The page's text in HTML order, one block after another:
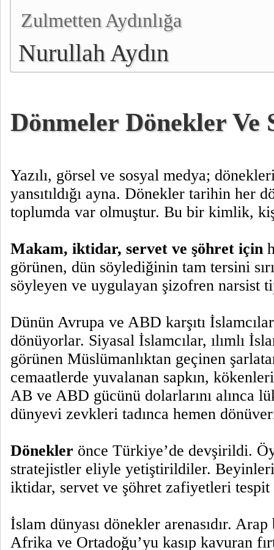
Zulmetten Aydınlığa
Nurullah Aydın
Dönmeler Dönekler Ve
Yazılı, görsel ve sosyal medya;
yansıtıldığı ayna. Dönekler tarihin her
toplumda var olmuştur. Bu bir kimlik,
Makam, iktidar, servet ve şöhret için
görünen, dün söylediğinin tam tersini
söyleyen ve uygulayan şizofren narsist
Dünün Avrupa ve ABD karşıtı
dönüyorlar. Siyasal İslamcılar, ılımlı
görünen Müslümanlıktan geçinen
cemaatlerde yuvalanan sapkın,
AB ve ABD gücünü dolarlarını alınca
dünyevi zevkleri tadınca hemen
Dönekler önce Türkiye’de devşirildi.
stratejistler eliyle yetiştirildiler. Beyinleri
iktidar, servet ve şöhret zafiyetleri tespit
İslam dünyası dönekler arenasıdır.
Afrika ve Ortadoğu’yu kasıp kavuran